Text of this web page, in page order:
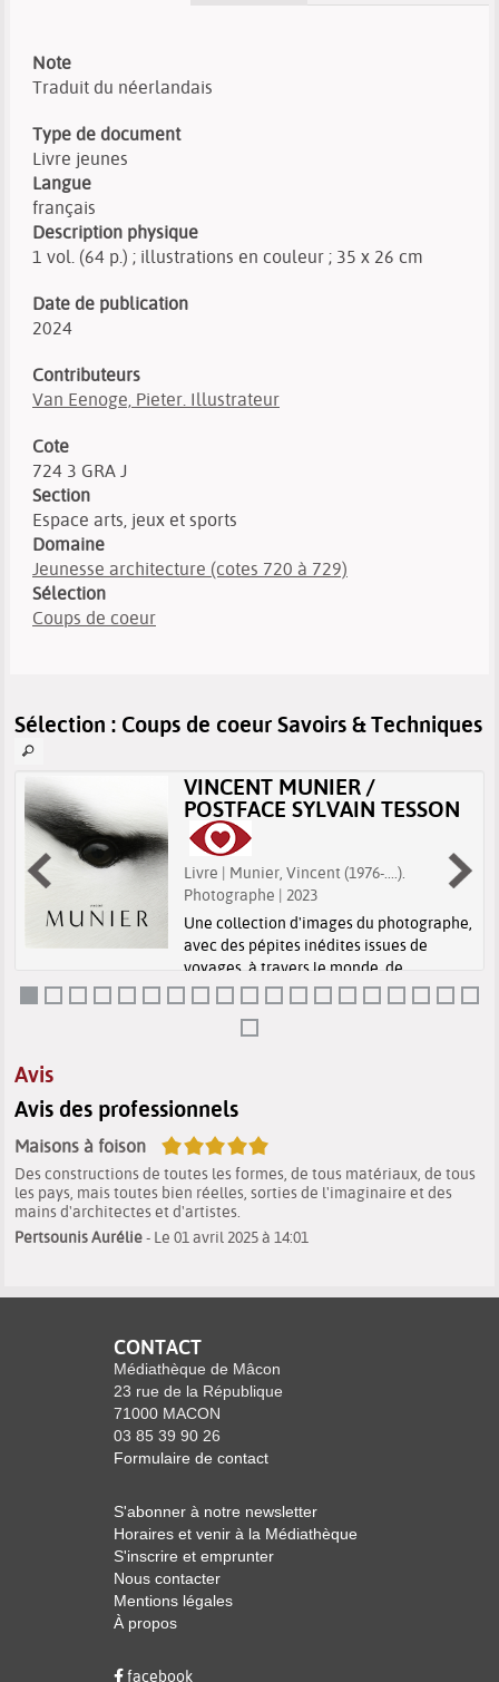
Note
Traduit du néerlandais
Type de document
Livre jeunes
Langue
français
Description physique
1 vol. (64 p.) ; illustrations en couleur ; 35 x 26 cm
Date de publication
2024
Contributeurs
Van Eenoge, Pieter. Illustrateur
Cote
724 3 GRA J
Section
Espace arts, jeux et sports
Domaine
Jeunesse architecture (cotes 720 à 729)
Sélection
Coups de coeur
Sélection : Coups de coeur Savoirs & Techniques
VINCENT MUNIER /
POSTFACE SYLVAIN TESSON
Livre | Munier, Vincent (1976-....).
Photographe | 2023
Une collection d'images du photographe,
avec des pépites inédites issues de
voyages, à travers le monde, de
l'Arctique à l'Antarctique en passant par
Kamtchatka ou les grands espaces
Avis
Avis des professionnels
Maisons à foison 5/5
Des constructions de toutes les formes, de tous matériaux, de tous
les pays, mais toutes bien réelles, sorties de l'imaginaire et des
mains d'architectes et d'artistes.
Pertsounis Aurélie- Le 01 avril 2025 à 14:01
CONTACT
Médiathèque de Mâcon
23 rue de la République
71000 MACON
03 85 39 90 26
Formulaire de contact
S'abonner à notre newsletter
Horaires et venir à la Médiathèque
S'inscrire et emprunter
Nous contacter
Mentions légales
À propos
facebook